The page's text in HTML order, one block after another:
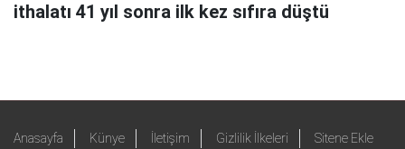
ithalatı 41 yıl sonra ilk kez sıfıra düştü
Anasayfa Künye İletişim Gizlilik İlkeleri Sitene Ekle